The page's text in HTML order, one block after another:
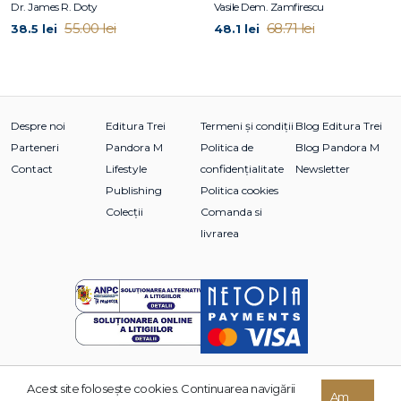
Dr. James R. Doty
38.5 lei 55.00 lei
Vasile Dem. Zamfirescu
48.1 lei 68.71 lei
Despre noi
Parteneri
Contact
Editura Trei
Pandora M
Lifestyle
Publishing
Colecții
Termeni și condiții
Politica de
confidențialitate
Politica cookies
Comanda si
livrarea
Blog Editura Trei
Blog Pandora M
Newsletter
© 2026 Grupul Editorial TREI. Toate drepturile rezervate.
Acest site foloseşte cookies. Continuarea navigării
Am